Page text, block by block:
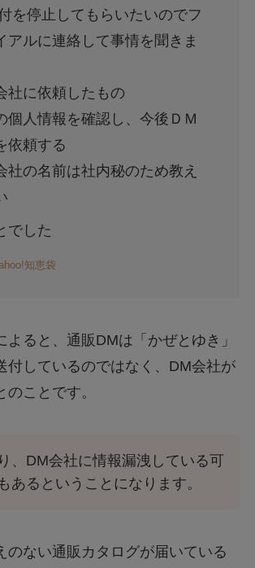
を停止してもらいたいのでフ
アルに連絡して事情を聞きま
社に依頼したもの
個人情報を確認し、今後ＤＭ
依頼する
社の名前は社内秘のため教え
でした
知恵袋
よると、通販DMは「かぜとゆき」
付しているのではなく、DM会社が
ことです。
、DM会社に情報漏洩している可
あるということになります。
のない通販カタログが届いている